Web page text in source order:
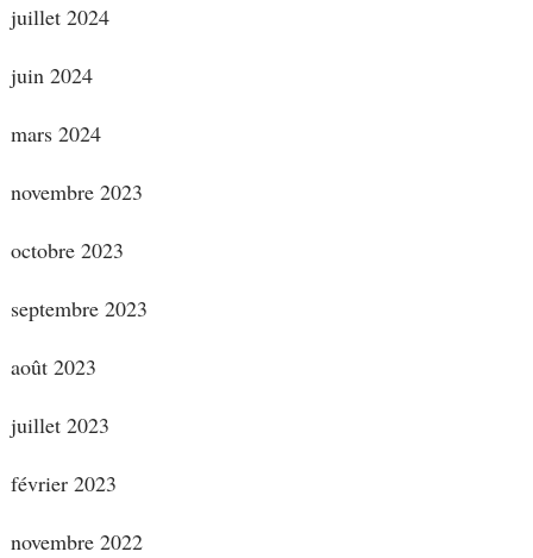
juillet 2024
juin 2024
mars 2024
novembre 2023
octobre 2023
septembre 2023
août 2023
juillet 2023
février 2023
novembre 2022